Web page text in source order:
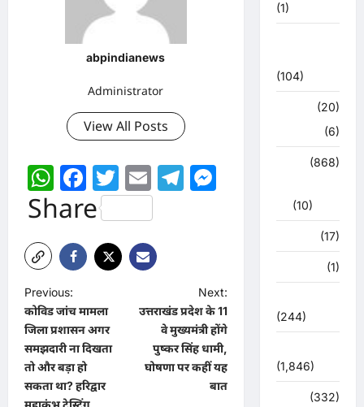
abpindianews
Administrator
View All Posts
WhatsApp
Facebook
Twitter
EmailTelegramMessenger
Share
P
o
s
t
n
Previous:
कोविड जांच मामला
जिला प्रशासन अगर
समझदारी ना दिखता
तो और बड़ा हो
सकता था? हरिद्वार
Next:
उत्तराखंड प्रदेश के 11
वे मुख्यमंत्री होंगे
पुष्कर सिंह धामी,
घोषणा पर कहीं यह
बात
(1)
(104)
(20)
(6)
(868)
(10)
(17)
(1)
(244)
(1,846)
(332)